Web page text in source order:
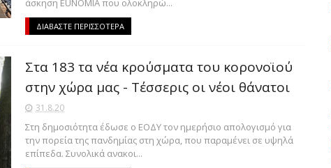
άσκηση EUNOMIA που ολοκληρώ...
ΔΙΑΒΑΣΤΕ ΠΕΡΙΣΣΟΤΕΡΑ
Στα 183 τα νέα κρούσματα του κορονοϊού
στην χώρα μας - Τέσσερις οι νέοι θάνατοι
31.8.20
Στη δημοσιότητα έδωσε ο ΕΟΔΥ τον ημερήσιο απολογισμό για
την πορεία της πανδημίας στη χώρα, που παραμένει σε υψηλά
επίπεδα. Συνολικά ανακοι...